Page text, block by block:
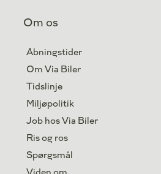
Om os
Åbningstider
Om Via Biler
Tidslinje
Miljøpolitik
Job hos Via Biler
Ris og ros
Spørgsmål